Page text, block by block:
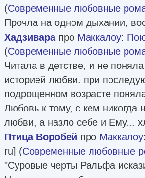
(Современные любовные
Прочла на одном дыхании,
Хадзиварапро Маккалоу:
(Современные любовные
Читала в детстве, и не
историей любви. при
подрощенном возрасте
Любовь к тому, с кем
любви, а назло себе и Ему...
Птица Воробей про Маккалоу:
ru] (Современные любовные
"Суровые черты Ральфа